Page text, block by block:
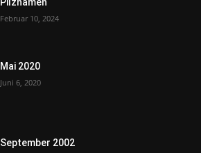
Februar 10, 2024
Mai 2020
Juni 6, 2020
September 2002